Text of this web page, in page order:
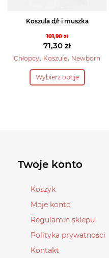
Koszula d/r i muszka
101,90zł
Pierwotna
cena
wynosiła:
101,90 zł.
71,30 zł
Aktualna
cena
wynosi:
Chłopcy, Koszule, Newborn
Wybierz opcje
Ten
produkt
wybrać
Twoje konto
Koszyk
Moje konto
Regulamin sklepu
Polityka prywatności
Kontakt